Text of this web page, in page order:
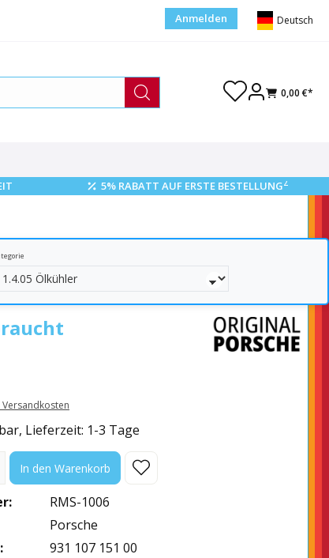
Anmelden Deutsch
0,00 €*
5% RABATT AUF ERSTE BESTELLUNG2
Versandkosten
Lieferzeit: 1-3 Tage
den gewünschten Wert ein oder benutze die
In den Warenkorb
RMS-1006
Porsche
931 107 151 00